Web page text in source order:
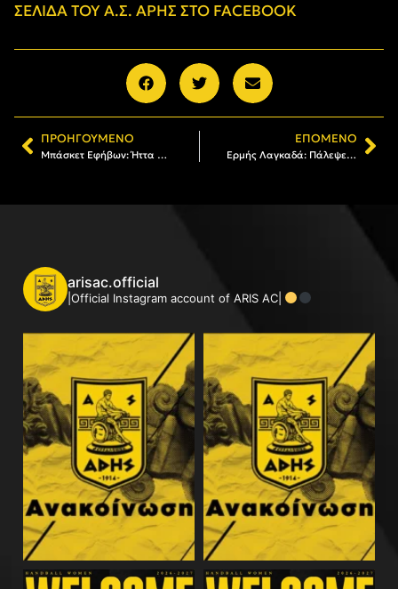
ΣΕΛΙΔΑ ΤΟΥ Α.Σ. ΑΡΗΣ ΣΤΟ FACEBOOK
ΠΡΟΗΓΟΎΜΕΝΟ
Μπάσκετ Εφήβων: Ήττα από τους Μαχητές
ΕΠΌΜΕΝΟ
Ερμής Λαγκαδά: Πάλεψε αλλά ηττήθηκε στην Προσοτσάνη
arisac.official
|Official Instagram account of ARIS AC|